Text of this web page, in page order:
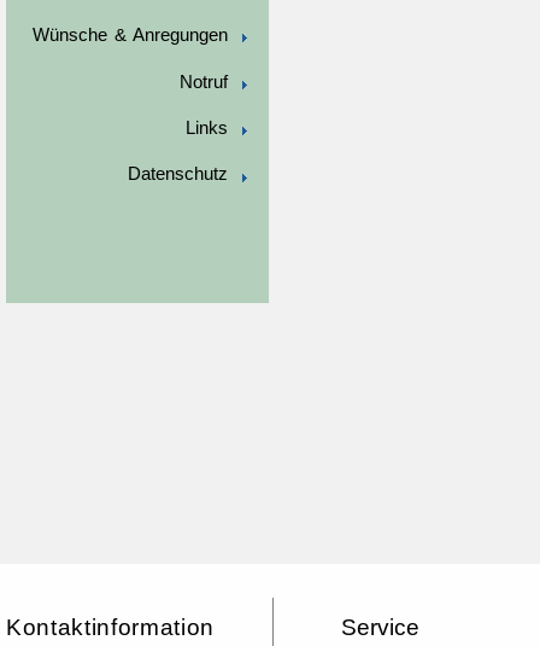
Wünsche & Anregungen
Notruf
Links
Datenschutz
Kontaktinformation Service